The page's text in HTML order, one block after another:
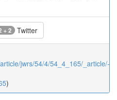
+ 2 Twitter
jwrs/54/4/54_4_165/_article/-
)